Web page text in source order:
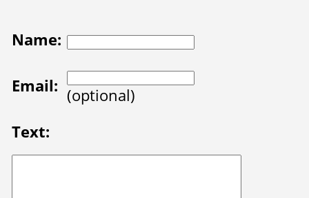
Name:
Email: (optional)
Text: